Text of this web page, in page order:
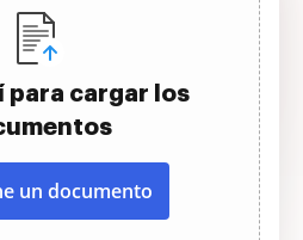
para cargar los
un documento